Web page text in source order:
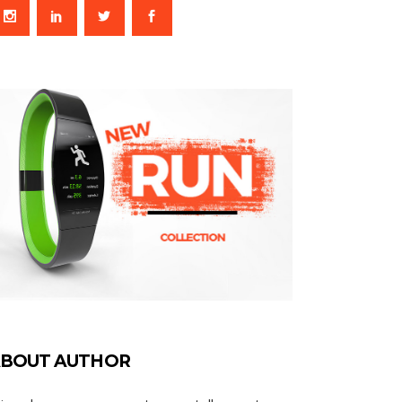
AUTHOR